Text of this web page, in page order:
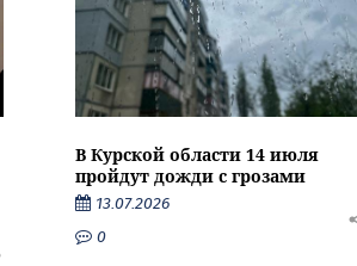
В Курской области 14 июля
пройдут дожди с грозами
13.07.2026
0